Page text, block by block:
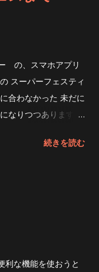
の、スマホアプリ
スーパーフェスティ
合わなかった 未だに
なりつつあります つ
に読み込む機能 と言
人、買ってくれな
無ければワンフェス
続きを読む
な機能を使おうと